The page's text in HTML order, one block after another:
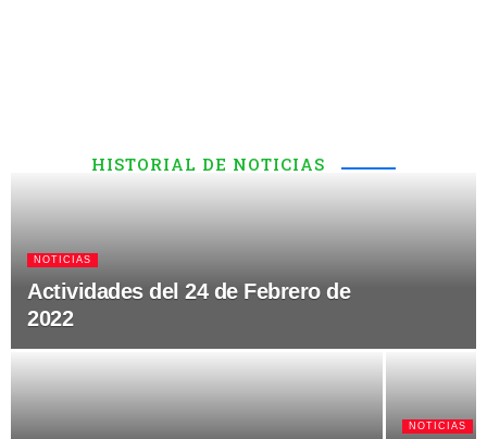
HISTORIAL DE NOTICIAS
Leer noticias anteriores
NOTICIAS
Actividades del 24 de Febrero de
2022
NOTICIAS